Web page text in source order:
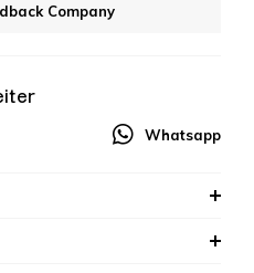
Company
Whatsapp